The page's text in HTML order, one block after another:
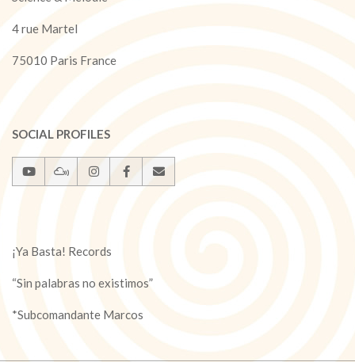
4 rue Martel
75010 Paris France
SOCIAL PROFILES
¡Ya Basta! Records
“Sin palabras no existimos”
*Subcomandante Marcos